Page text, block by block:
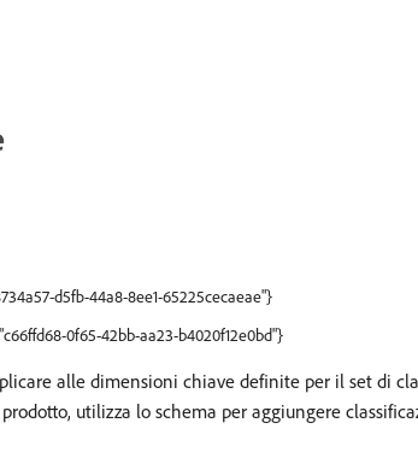
d5fb-44a8-8ee1-65225cecaeae"}
0f65-42bb-aa23-b4020f12e0bd"}
alle dimensioni chiave definite per il set di
utilizza lo schema per aggiungere